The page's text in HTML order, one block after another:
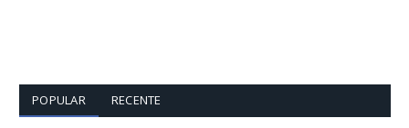
POPULAR RECENTE